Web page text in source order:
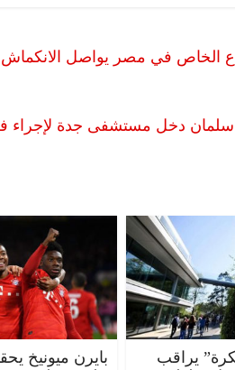
بورز: القطاع الخاص في مصر يواصل
سلمان دخل مستشفى جدة لإجراء
يراقب
بايرن ميونيخ